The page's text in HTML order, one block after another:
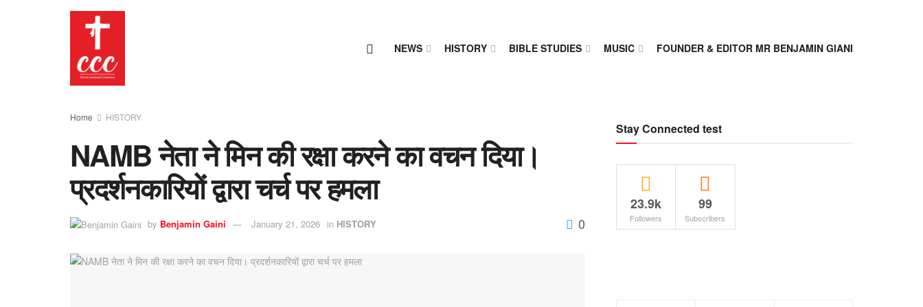
NEWS HISTORY BIBLE STUDIES MUSIC FOUNDER & EDITOR MR BENJAMIN GIANI
Home HISTORY
NAMB नेता ने मिन की रक्षा करने का वचन दिया।
प्रदर्शनकारियों द्वारा चर्च पर हमला
by Benjamin Gaini January 21, 2026 in HISTORY 0
Stay Connected test
23.9k
Followers
99
Subscribers